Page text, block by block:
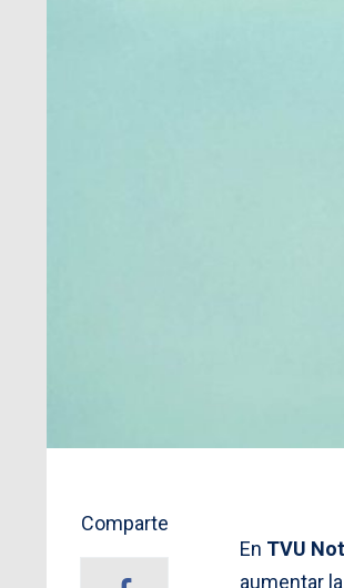
Comparte
En TVU
aumentar